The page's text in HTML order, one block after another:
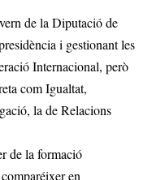
de la Diputació de
i gestionant les
Internacional, però
com Igualtat,
la de Relacions
de la formació
en